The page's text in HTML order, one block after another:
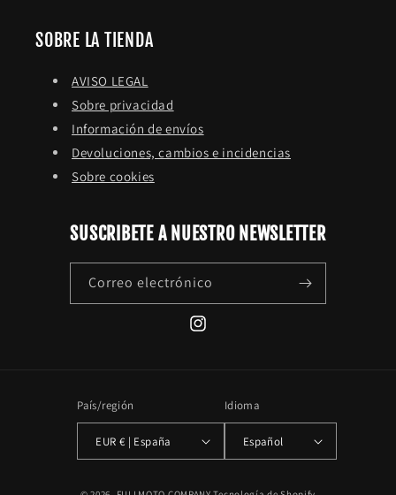
SOBRE LA TIENDA
AVISO LEGAL
Sobre privacidad
Información de envíos
Devoluciones, cambios e incidencias
Sobre cookies
SUSCRIBETE A NUESTRO NEWSLETTER
Correo electrónico
Instagram
País/región
EUR € | España
Idioma
Español